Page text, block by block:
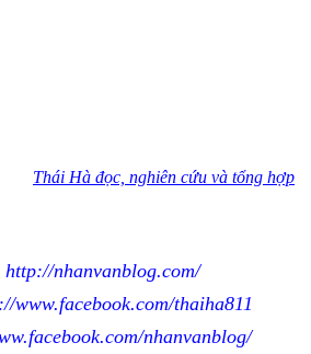
Thái Hà đọc, nghiên cứu và tổng hợp
http://nhanvanblog.com/
www.facebook.com/thaiha811
nhanvanblog/